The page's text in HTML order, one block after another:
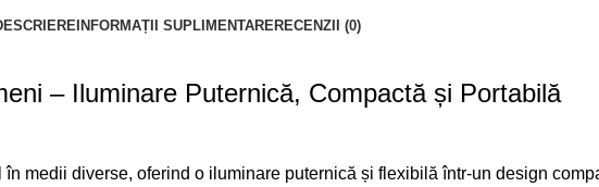
INFORMAȚII SUPLIMENTARE RECENZII (0)
– Iluminare Puternică, Compactă și Portabilă
medii diverse, oferind o iluminare puternică și flexibilă într-un design